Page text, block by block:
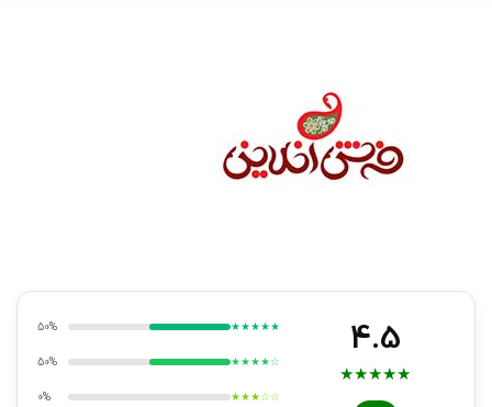
4.5
★
★
★
★
★
★★★★★
50%
★★★★☆
50%
★★★☆☆
0%